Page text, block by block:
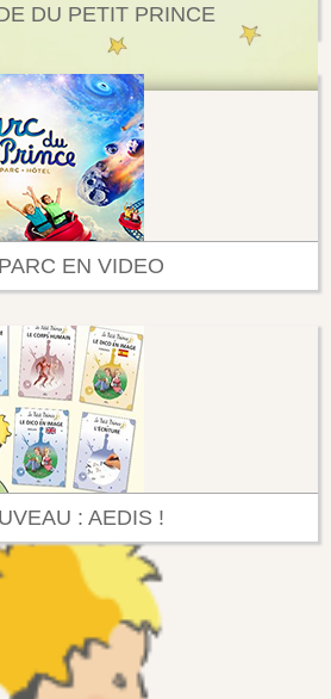
DU PETIT PRINCE
EN VIDEO
: AEDIS !